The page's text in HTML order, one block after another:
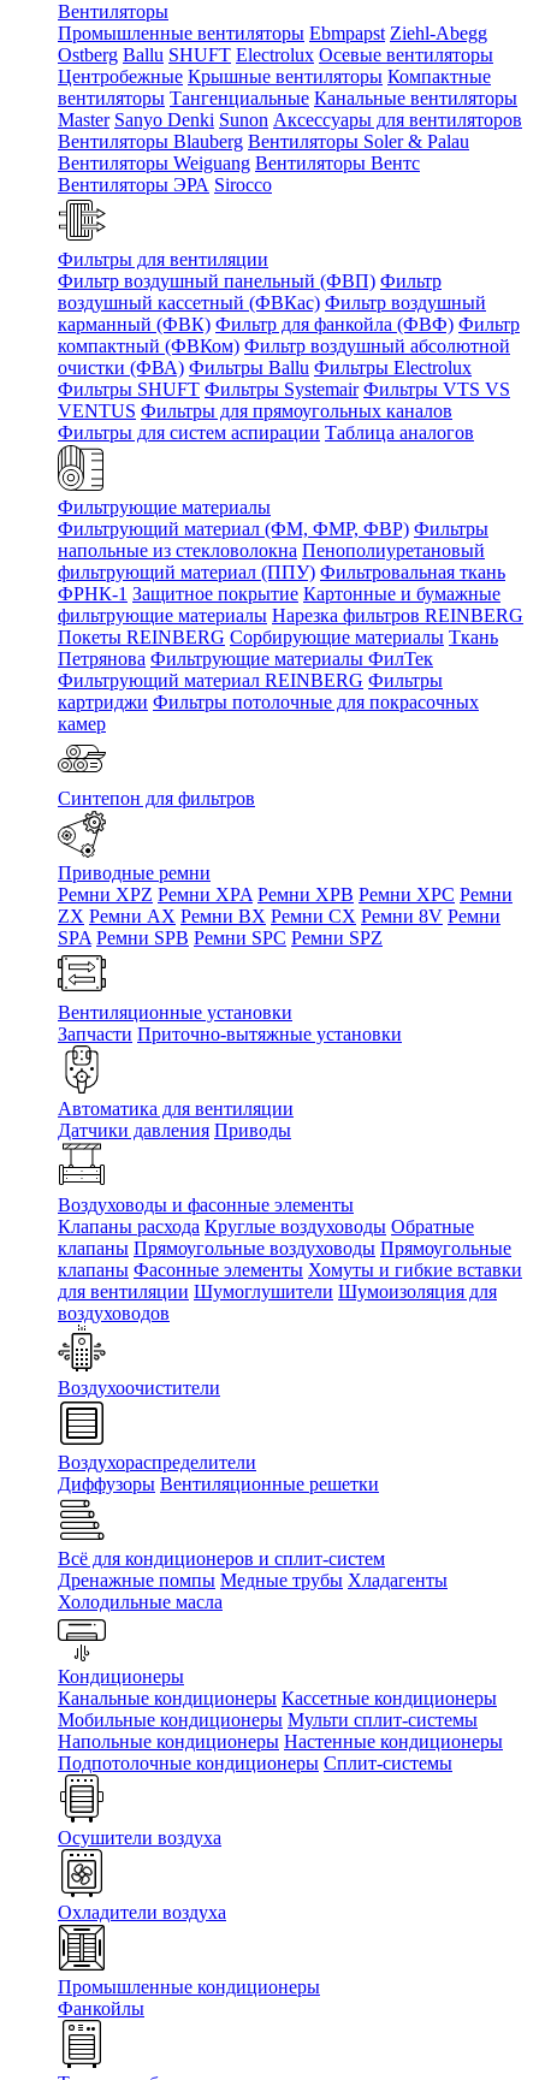
Вентиляторы
Промышленные вентиляторы Ebmpapst Ziehl-Abegg
Ostberg Ballu SHUFT Electrolux Осевые вентиляторы
Центробежные Крышные вентиляторы Компактные
вентиляторы Тангенциальные Канальные вентиляторы
Master Sanyo Denki Sunon Аксессуары для вентиляторов
Вентиляторы Blauberg Вентиляторы Soler & Palau
Вентиляторы Weiguang Вентиляторы Вентс
Вентиляторы ЭРА Sirocco
Фильтры для вентиляции
Фильтр воздушный панельный (ФВП) Фильтр
воздушный кассетный (ФВКас) Фильтр воздушный
карманный (ФВК) Фильтр для фанкойла (ФВФ) Фильтр
компактный (ФВКом) Фильтр воздушный абсолютной
очистки (ФВА) Фильтры Ballu Фильтры Electrolux
Фильтры SHUFT Фильтры Systemair Фильтры VTS VS
VENTUS Фильтры для прямоугольных каналов
Фильтры для систем аспирации Таблица аналогов
Фильтрующие материалы
Фильтрующий материал (ФМ, ФМР, ФВР) Фильтры
напольные из стекловолокна Пенополиуретановый
фильтрующий материал (ППУ) Фильтровальная ткань
ФРНК-1 Защитное покрытие Картонные и бумажные
фильтрующие материалы Нарезка фильтров REINBERG
Покеты REINBERG Сорбирующие материалы Ткань
Петрянова Фильтрующие материалы ФилТек
Фильтрующий материал REINBERG Фильтры
картриджи Фильтры потолочные для покрасочных
камер
Синтепон для фильтров
Приводные ремни
Ремни XPZ Ремни XPA Ремни XPB Ремни XPC Ремни
ZX Ремни AX Ремни BX Ремни CX Ремни 8V Ремни
SPA Ремни SPB Ремни SPC Ремни SPZ
Вентиляционные установки
Запчасти Приточно-вытяжные установки
Автоматика для вентиляции
Датчики давления Приводы
Воздуховоды и фасонные элементы
Клапаны расхода Круглые воздуховоды Обратные
клапаны Прямоугольные воздуховоды Прямоугольные
клапаны Фасонные элементы Хомуты и гибкие вставки
для вентиляции Шумоглушители Шумоизоляция для
воздуховодов
Воздухоочистители
Воздухораспределители
Диффузоры Вентиляционные решетки
Всё для кондиционеров и сплит-систем
Дренажные помпы Медные трубы Хладагенты
Холодильные масла
Кондиционеры
Канальные кондиционеры Кассетные кондиционеры
Мобильные кондиционеры Мульти сплит-системы
Напольные кондиционеры Настенные кондиционеры
Подпотолочные кондиционеры Сплит-системы
Осушители воздуха
Охладители воздуха
Промышленные кондиционеры
Фанкойлы